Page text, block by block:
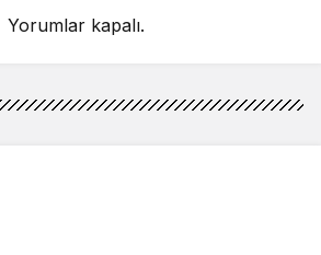
Yorumlar kapalı.